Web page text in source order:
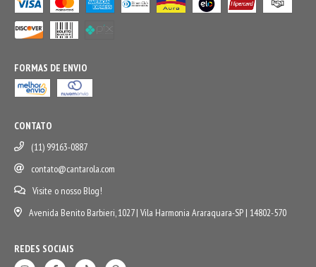
FORMAS DE ENVIO
CONTATO
(11) 99163-0887
contato@cantarola.com
Visite o nosso Blog!
Avenida Benito Barbieri, 1027 | Vila Harmonia Araraquara-SP | 14802-570
REDES SOCIAIS